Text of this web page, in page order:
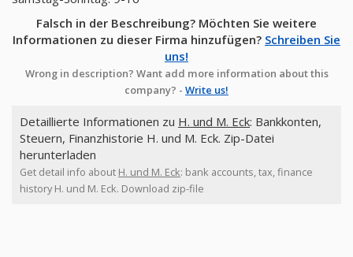
Falsch in der Beschreibung? Möchten Sie weitere
Informationen zu dieser Firma hinzufügen? Schreiben Sie
uns!
Wrong in description? Want add more information about this
company? - Write us!
Detaillierte Informationen zu H. und M. Eck: Bankkonten,
Steuern, Finanzhistorie H. und M. Eck. Zip-Datei
herunterladen
Get detail info about H. und M. Eck: bank accounts, tax, finance
history H. und M. Eck. Download zip-file